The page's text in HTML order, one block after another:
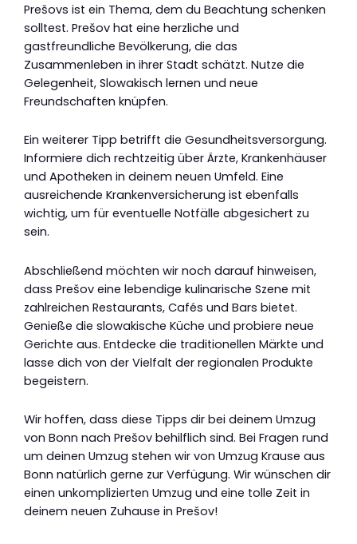
Prešovs ist ein Thema, dem du Beachtung schenken
solltest. Prešov hat eine herzliche und
gastfreundliche Bevölkerung, die das
Zusammenleben in ihrer Stadt schätzt. Nutze die
Gelegenheit, Slowakisch lernen und neue
Freundschaften knüpfen.
Ein weiterer Tipp betrifft die Gesundheitsversorgung.
Informiere dich rechtzeitig über Ärzte, Krankenhäuser
und Apotheken in deinem neuen Umfeld. Eine
ausreichende Krankenversicherung ist ebenfalls
wichtig, um für eventuelle Notfälle abgesichert zu
sein.
Abschließend möchten wir noch darauf hinweisen,
dass Prešov eine lebendige kulinarische Szene mit
zahlreichen Restaurants, Cafés und Bars bietet.
Genieße die slowakische Küche und probiere neue
Gerichte aus. Entdecke die traditionellen Märkte und
lasse dich von der Vielfalt der regionalen Produkte
begeistern.
Wir hoffen, dass diese Tipps dir bei deinem Umzug
von Bonn nach Prešov behilflich sind. Bei Fragen rund
um deinen Umzug stehen wir von Umzug Krause aus
Bonn natürlich gerne zur Verfügung. Wir wünschen dir
einen unkomplizierten Umzug und eine tolle Zeit in
deinem neuen Zuhause in Prešov!